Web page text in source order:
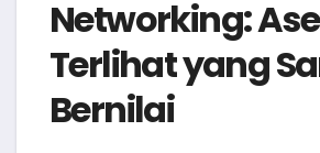
Networking:
Terlihat yang
Bernilai